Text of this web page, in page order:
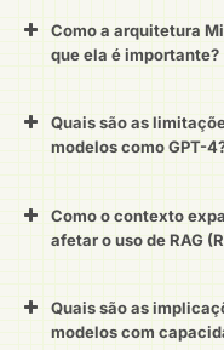
Como a arquitetura
que ela é importante?
Quais são as
modelos como GPT-
Como o contexto
afetar o uso de RAG
Quais são as
modelos com